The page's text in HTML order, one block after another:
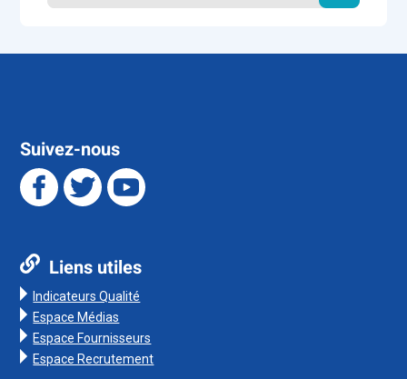
Suivez-nous
Liens utiles
Indicateurs Qualité
Espace Médias
Espace Fournisseurs
Espace Recrutement